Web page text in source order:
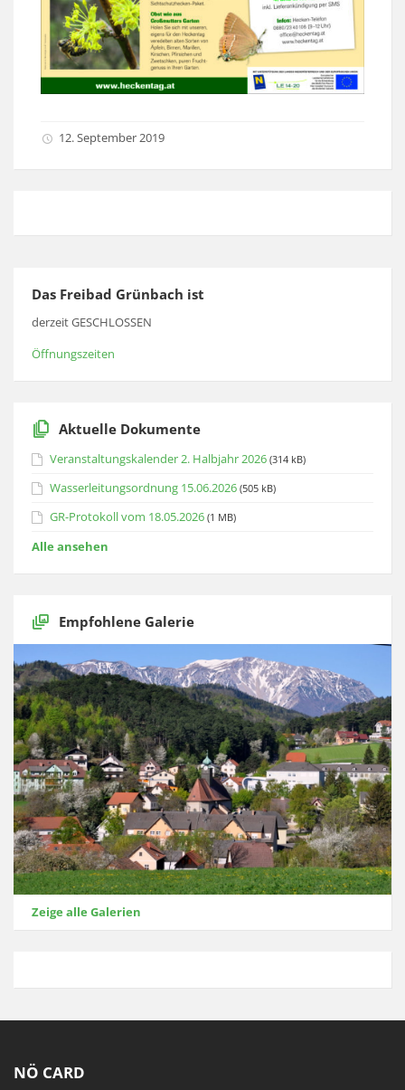
12. September 2019
Das Freibad Grünbach ist
derzeit GESCHLOSSEN
Öffnungszeiten
Aktuelle Dokumente
Veranstaltungskalender 2. Halbjahr 2026 (314 kB)
Wasserleitungsordnung 15.06.2026 (505 kB)
GR-Protokoll vom 18.05.2026 (1 MB)
Alle ansehen
Empfohlene Galerie
Zeige alle Galerien
NÖ CARD